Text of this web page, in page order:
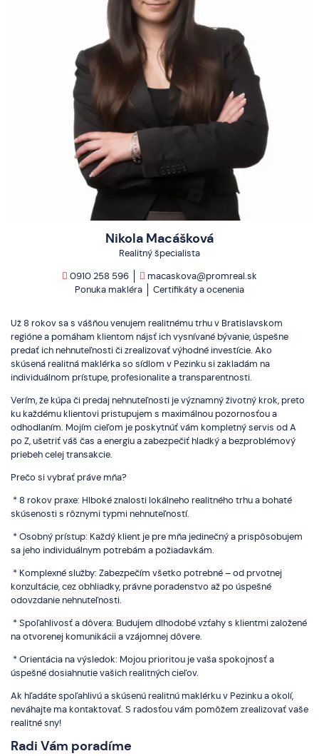
Nikola Macášková
Realitný špecialista
0910 258 596
macaskova@promreal.sk
Ponuka makléra
Certifikáty a ocenenia
Už 8 rokov sa s vášňou venujem realitnému trhu v Bratislavskom
regióne a pomáham klientom nájsť ich vysnívané bývanie, úspešne
predať ich nehnuteľnosti či zrealizovať výhodné investície. Ako
skúsená realitná maklérka so sídlom v Pezinku si zakladám na
individuálnom prístupe, profesionalite a transparentnosti.
Verím, že kúpa či predaj nehnuteľnosti je významný životný krok, preto
ku každému klientovi pristupujem s maximálnou pozornosťou a
odhodlaním. Mojím cieľom je poskytnúť vám kompletný servis od A
po Z, ušetriť váš čas a energiu a zabezpečiť hladký a bezproblémový
priebeh celej transakcie.
Prečo si vybrať práve mňa?
* 8 rokov praxe: Hlboké znalosti lokálneho realitného trhu a bohaté
skúsenosti s rôznymi typmi nehnuteľností.
* Osobný prístup: Každý klient je pre mňa jedinečný a prispôsobujem
sa jeho individuálnym potrebám a požiadavkám.
* Komplexné služby: Zabezpečím všetko potrebné – od prvotnej
konzultácie, cez obhliadky, právne poradenstvo až po úspešné
odovzdanie nehnuteľnosti.
* Spoľahlivosť a dôvera: Budujem dlhodobé vzťahy s klientmi založené
na otvorenej komunikácii a vzájomnej dôvere.
* Orientácia na výsledok: Mojou prioritou je vaša spokojnosť a
úspešné dosiahnutie vašich realitných cieľov.
Ak hľadáte spoľahlivú a skúsenú realitnú maklérku v Pezinku a okolí,
neváhajte ma kontaktovať. S radosťou vám pomôžem zrealizovať vaše
realitné sny!
Radi Vám poradíme